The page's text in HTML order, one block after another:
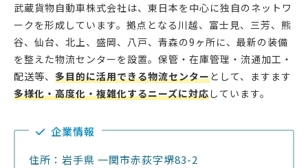
武蔵貨物自動車株式会社は、東日本を中心に独自のネットワ
ークを形成しています。拠点となる川越、富士見、三芳、熊
谷、仙台、北上、盛岡、八戸、青森の9ヶ所に、最新の装備
を整えた物流センターを設置。保管・在庫管理・流通加工・
配送等、 多目的に活用できる物流センターとして、ますます
多様化・高度化・複雑化するニーズに対応しています。
企業情報
住所：岩手県 一関市赤荻字堺83-2